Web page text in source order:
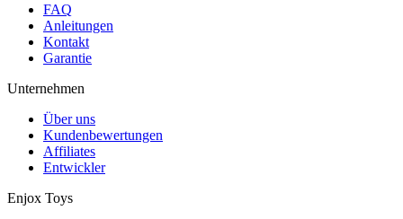
FAQ
Anleitungen
Kontakt
Garantie
Unternehmen
Über uns
Kundenbewertungen
Affiliates
Entwickler
Enjox Toys